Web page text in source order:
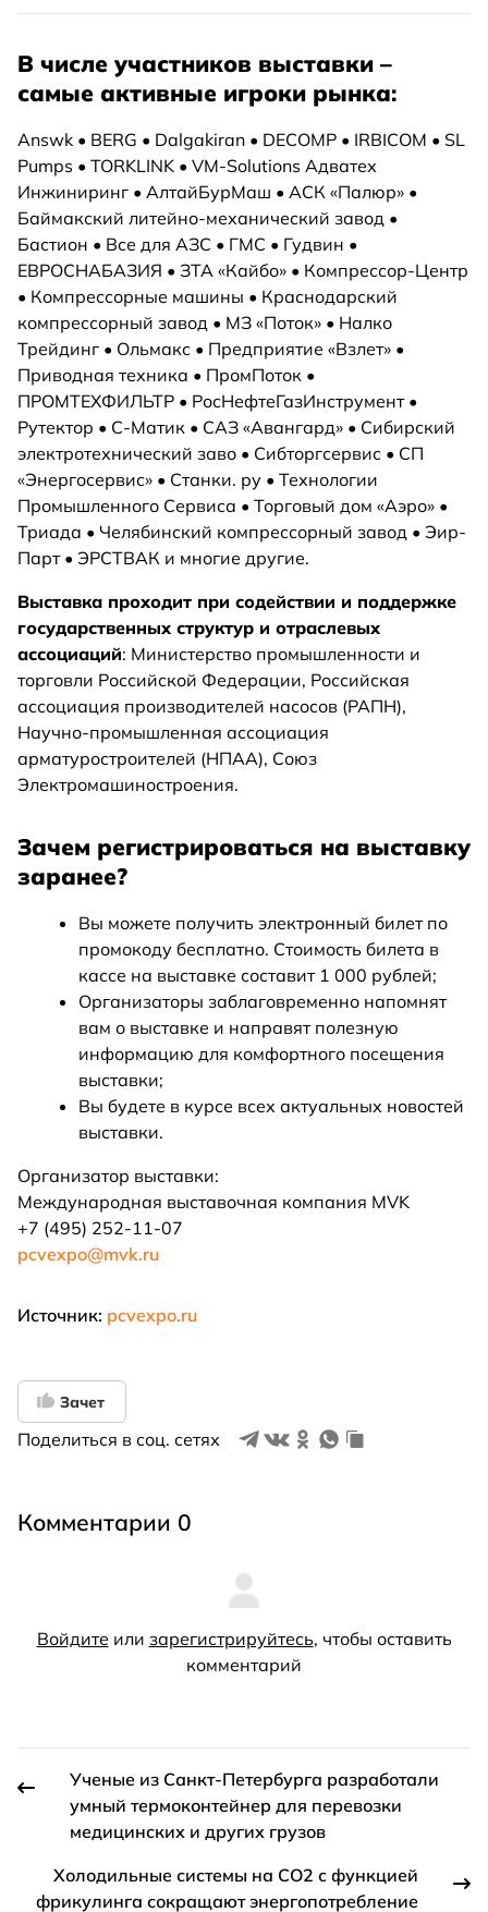
В числе участников выставки –
самые активные игроки рынка:
Answk • BERG • Dalgakiran • DECOMP • IRBICOM • SL
Pumps • TORKLINK • VM-Solutions Адватех
Инжиниринг • АлтайБурМаш • АСК «Палюр» •
Баймакский литейно-механический завод •
Бастион • Все для АЗС • ГМС • Гудвин •
ЕВРОСНАБАЗИЯ • ЗТА «Кайбо» • Компрессор-Центр
• Компрессорные машины • Краснодарский
компрессорный завод • МЗ «Поток» • Налко
Трейдинг • Ольмакс • Предприятие «Взлет» •
Приводная техника • ПромПоток •
ПРОМТЕХФИЛЬТР • РосНефтеГазИнструмент •
Рутектор • С-Матик • САЗ «Авангард» • Сибирский
электротехнический заво • Сибторгсервис • СП
«Энергосервис» • Станки. ру • Технологии
Промышленного Сервиса • Торговый дом «Аэро» •
Триада • Челябинский компрессорный завод • Эир-
Парт • ЭРСТВАК и многие другие.
Выставка проходит при содействии и поддержке
государственных структур и отраслевых
ассоциаций: Министерство промышленности и
торговли Российской Федерации, Российская
ассоциация производителей насосов (РАПН),
Научно-промышленная ассоциация
арматуростроителей (НПАА), Союз
Электромашиностроения.
Зачем регистрироваться на выставку
заранее?
Вы можете получить электронный билет по
промокоду бесплатно. Стоимость билета в
кассе на выставке составит 1 000 рублей;
Организаторы заблаговременно напомнят
вам о выставке и направят полезную
информацию для комфортного посещения
выставки;
Вы будете в курсе всех актуальных новостей
выставки.
Организатор выставки:
Международная выставочная компания MVK
+7 (495) 252-11-07
pcvexpo@mvk.ru
Источник: pcvexpo.ru
Зачет
Поделиться в соц. сетях
Комментарии 0
Войдите или зарегистрируйтесь, чтобы оставить
комментарий
Ученые из Санкт-Петербурга разработали
умный термоконтейнер для перевозки
медицинских и других грузов
Холодильные системы на CO2 с функцией
фрикулинга сокращают энергопотребление